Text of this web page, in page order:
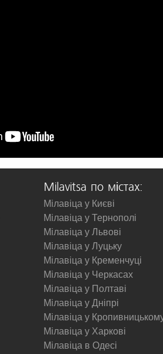
Milavitsa по містах:
Мілавіца у Києві
Мілавіца у Тернополі
Мілавіца у Львові
Мілавіца у Луцьку
Мілавіца у Кременчуці
Мілавіца у Черкасах
Мілавіца у Полтаві
Мілавіца у Дніпрі
Мілавіца у
Мілавіца у Харкові
Мілавіца в Одесі